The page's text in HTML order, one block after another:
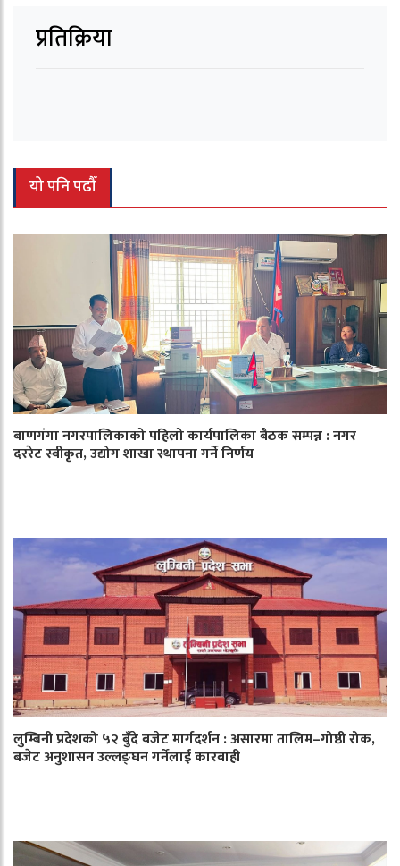
प्रतिक्रिया
यो पनि पढौँ
बाणगंगा नगरपालिकाको पहिलो कार्यपालिका बैठक सम्पन्न : नगर
दररेट स्वीकृत, उद्योग शाखा स्थापना गर्ने निर्णय
लुम्बिनी प्रदेशको ५२ बुँदे बजेट मार्गदर्शन : असारमा तालिम–गोष्ठी रोक,
बजेट अनुशासन उल्लङ्घन गर्नेलाई कारबाही